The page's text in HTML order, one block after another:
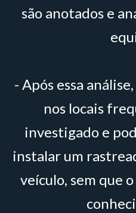
são anotados e
- Após essa
nos locais
investigado e
instalar um
veículo, sem que